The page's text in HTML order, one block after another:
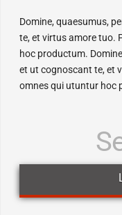
Domine, quaesumus,
te, et virtus amore tuo.
hoc productum.
et ut cognoscant te, et
omnes qui utuntur hoc